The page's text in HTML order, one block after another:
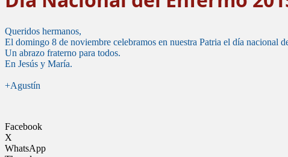
Queridos hermanos,
El domingo 8 de noviembre celebramos en nuestra Patria el día nacional
Un abrazo fraterno para todos.
En Jesús y María.
+Agustín
Facebook
X
WhatsApp